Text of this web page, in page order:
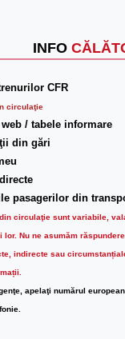
INFO
CFR
circulaţie
/ tabele informare
din gări
pasagerilor din
circulaţie sunt variabile,
lor. Nu ne asumăm
indirecte sau
apelaţi numărul